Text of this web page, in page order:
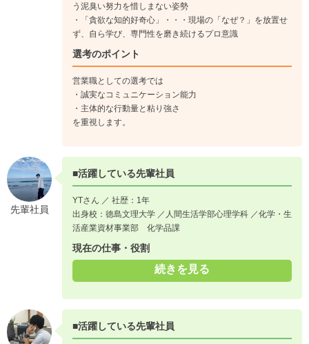
う泥臭い努力を惜しまない姿勢
・「貪欲な知的好奇心」・・・現場の「なぜ？」を放置せ
ず、自ら学び、専門性を磨き続けるプロ意識
選考のポイント
営業職としての選考では
・誠実なコミュニケーション能力
・主体的な行動量と粘り強さ
を重視します。
先輩社員
■活躍している先輩社員
YTさん ／ 社歴：1年
出身校：徳島文理大学 ／人間生活学部心理学科 ／化学・生
活産業資材事業部 化学品課
現在の仕事・役割
続きを見る
■活躍している先輩社員